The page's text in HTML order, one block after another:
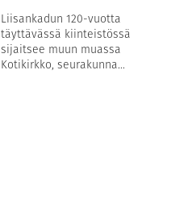
Liisankadun 120-vuotta
täyttävässä kiinteistössä
sijaitsee muun muassa
Kotikirkko, seurakunna...